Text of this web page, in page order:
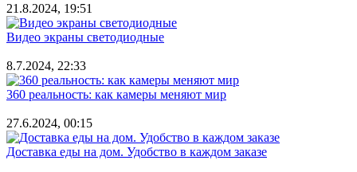
21.8.2024, 19:51
Видео экраны светодиодные
8.7.2024, 22:33
360 реальность: как камеры меняют мир
27.6.2024, 00:15
Доставка еды на дом. Удобство в каждом заказе